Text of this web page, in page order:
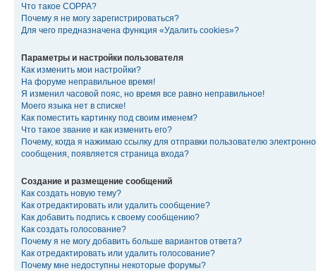
Что такое COPPA?
Почему я не могу зарегистрироваться?
Для чего предназначена функция «Удалить cookies»?
Параметры и настройки пользователя
Как изменить мои настройки?
На форуме неправильное время!
Я изменил часовой пояс, но время все равно неправильное!
Моего языка нет в списке!
Как поместить картинку под своим именем?
Что такое звание и как изменить его?
Почему, когда я нажимаю ссылку для отправки пользователю
сообщения, появляется страница входа?
Создание и размещение сообщений
Как создать новую тему?
Как отредактировать или удалить сообщение?
Как добавить подпись к своему сообщению?
Как создать голосование?
Почему я не могу добавить больше вариантов ответа?
Как отредактировать или удалить голосование?
Почему мне недоступны некоторые форумы?